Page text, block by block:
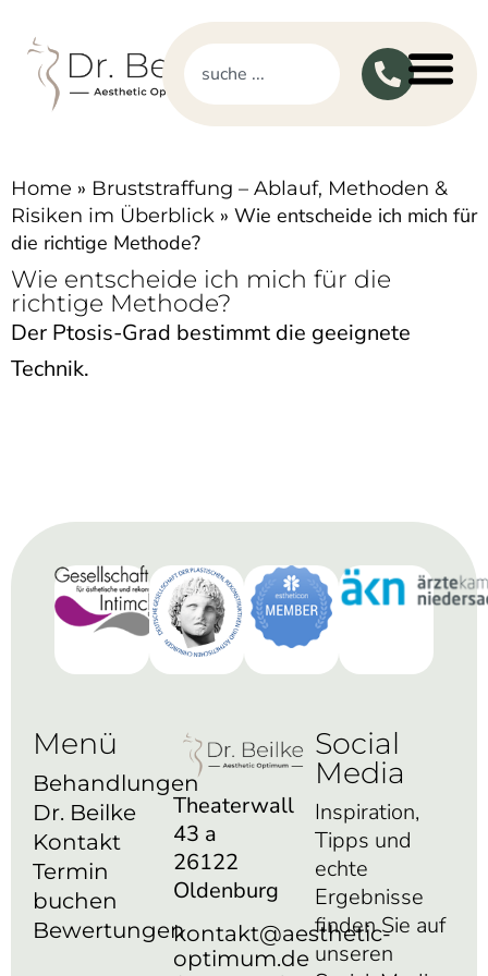
Home » Bruststraffung – Ablauf, Methoden &
Risiken im Überblick » Wie entscheide ich mich für
die richtige Methode?
Wie entscheide ich mich für die
richtige Methode?
Der Ptosis-Grad bestimmt die geeignete
Technik.
Menü
Behandlungen
Dr. Beilke
Kontakt
Termin
buchen
Bewertungen
Theaterwall
43 a
26122
Oldenburg
kontakt@aesthetic-
optimum.de
Social
Media
Inspiration,
Tipps und
echte
Ergebnisse
finden Sie auf
unseren